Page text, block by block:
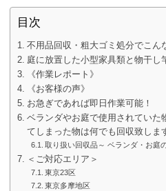
目次
不用品回収・粗大ゴミ処分でこん
庭に放置した小型家具類と物干し
《作業レポート》
《お客様の声》
お急ぎであれば即日作業可能！
ベランダやお庭で使用されていた
てしまった物は何でも回収致しま
取り扱い回収品～ ベランダ・お庭
＜ご対応エリア＞
東京23区
東京多摩地区